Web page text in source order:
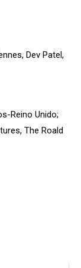
Dev Patel,
Reino Unido;
The Roald